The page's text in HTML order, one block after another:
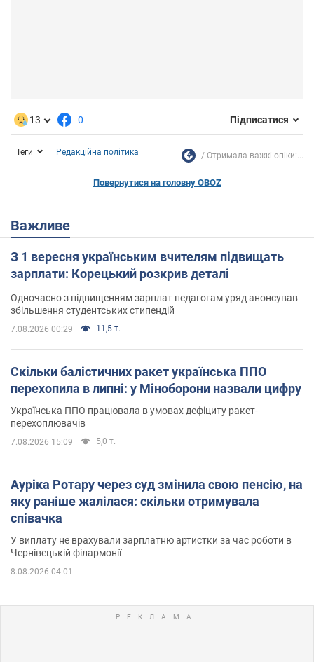
13 0 Підписатися
Теги Редакційна політика Отримала важкі опіки:...
Повернутися на головну OBOZ
Важливе
З 1 вересня українським вчителям підвищать
зарплати: Корецький розкрив деталі
Одночасно з підвищенням зарплат педагогам уряд анонсував
збільшення студентських стипендій
7.08.2026 00:29 11,5 т.
Скільки балістичних ракет українська ППО
перехопила в липні: у Міноборони назвали цифру
Українська ППО працювала в умовах дефіциту ракет-
перехоплювачів
7.08.2026 15:09 5,0 т.
Ауріка Ротару через суд змінила свою пенсію, на
яку раніше жалілася: скільки отримувала
співачка
У виплату не врахували зарплатню артистки за час роботи в
Чернівецькій філармонії
8.08.2026 04:01